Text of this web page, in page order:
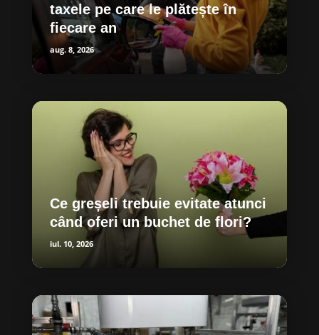
taxele pe care le plătește în
fiecare an
aug. 8, 2026
Ce greșeli trebuie evitate atunci
când oferi un buchet de flori?
iul. 10, 2026